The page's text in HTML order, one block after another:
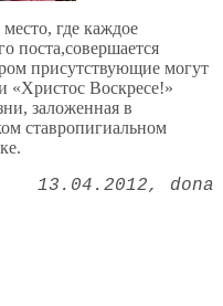
где каждое
поста,совершается
присутствующие могут
«Христос Воскресе!»
заложенная в
ставропигиальном
13.04.2012 dona